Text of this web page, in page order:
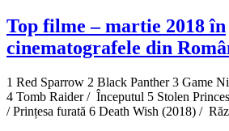
Top filme – martie 2018 în
cinematografele din
5
aprilie
20187
1 Red Sparrow 2 Black Panther 3 Game
4 Tomb Raider / Începutul 5 Stolen
/ Prințesa furată 6 Death Wish (2018) /